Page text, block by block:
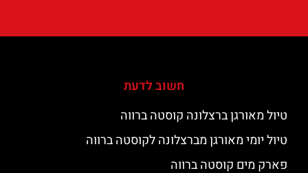
חשוב לדעת
טיול מאורגן ברצלונה קוסטה ברווה
טיול יומי מאורגן מברצלונה לקוסטה ברווה
פארק מים קוסטה ברווה